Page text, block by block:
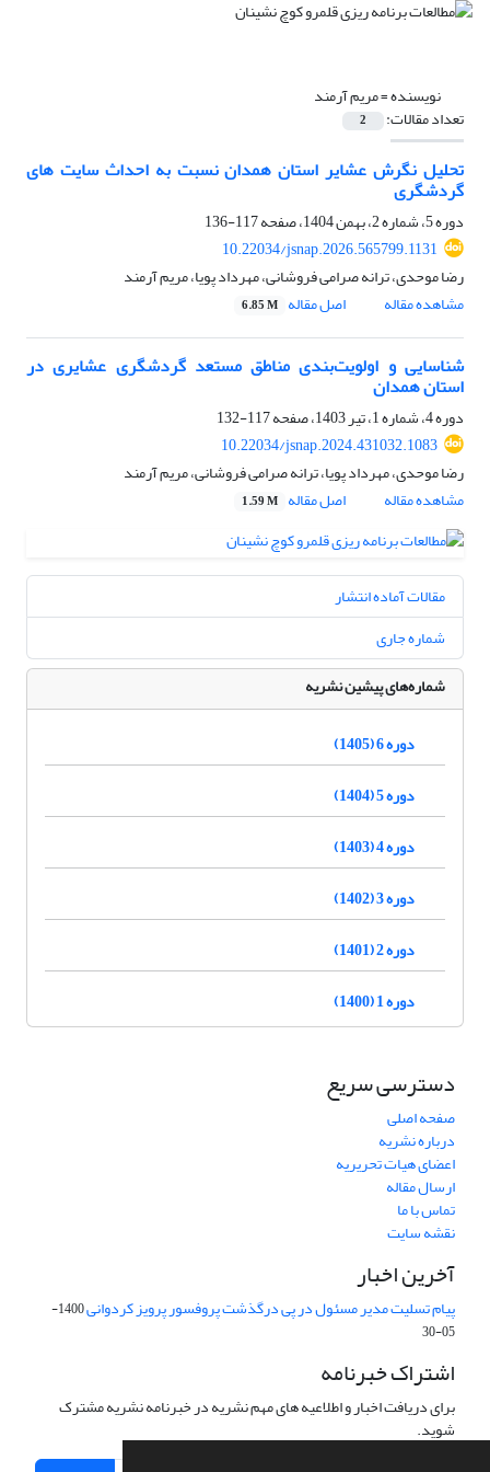
نویسنده =مریم آرمند
تعداد مقالات: 2
تحلیل نگرش عشایر استان همدان نسبت به احداث سایت های
گردشگری
دوره 5، شماره 2، بهمن 1404، صفحه
117-136
10.22034/jsnap.2026.565799.1131
رضا موحدی، ترانه صرامی فروشانی، مهرداد پویا، مریم آرمند
مشاهده مقاله
اصل مقاله 6.85 M
شناسایی و اولویت‌بندی مناطق مستعد گردشگری عشایری در
استان همدان
دوره 4، شماره 1، تیر 1403، صفحه
117-132
10.22034/jsnap.2024.431032.1083
رضا موحدی، مهرداد پویا، ترانه صرامی فروشانی، مریم آرمند
مشاهده مقاله
اصل مقاله 1.59 M
مقالات آماده انتشار
شماره جاری
شماره‌های پیشین نشریه
دوره 6 (1405)
دوره 5 (1404)
دوره 4 (1403)
دوره 3 (1402)
دوره 2 (1401)
دوره 1 (1400)
دسترسی سریع
صفحه اصلی
درباره نشریه
اعضای هیات تحریریه
ارسال مقاله
تماس با ما
نقشه سایت
آخرین اخبار
پیام تسلیت مدیر مسئول در پی درگذشت پروفسور پرویز کردوانی
1400-
05-30
اشتراک خبرنامه
برای دریافت اخبار و اطلاعیه های مهم نشریه در خبرنامه نشریه مشترک
شوید.